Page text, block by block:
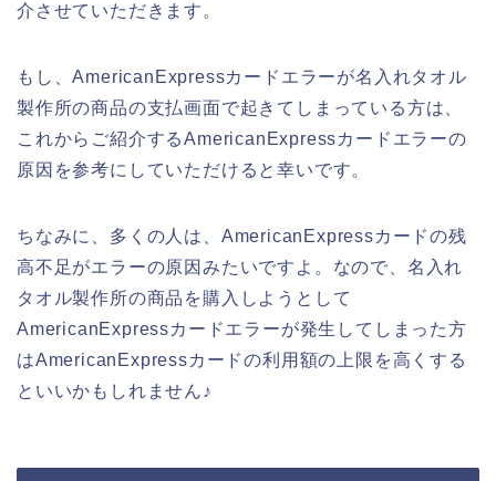
介させていただきます。
もし、AmericanExpressカードエラーが名入れタオル
製作所の商品の支払画面で起きてしまっている方は、
これからご紹介するAmericanExpressカードエラーの
原因を参考にしていただけると幸いです。
ちなみに、多くの人は、AmericanExpressカードの残
高不足がエラーの原因みたいですよ。なので、名入れ
タオル製作所の商品を購入しようとして
AmericanExpressカードエラーが発生してしまった方
はAmericanExpressカードの利用額の上限を高くする
といいかもしれません♪